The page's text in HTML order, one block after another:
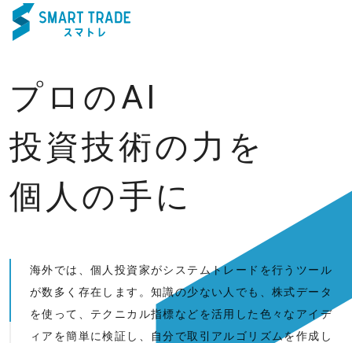
プロのAI
投資技術の力を
個人の手に
海外では、個人投資家がシステムトレードを行うツール
が数多く存在します。知識の少ない人でも、株式データ
を使って、テクニカル指標などを活用した色々なアイデ
ィアを簡単に検証し、自分で取引アルゴリズムを作成し